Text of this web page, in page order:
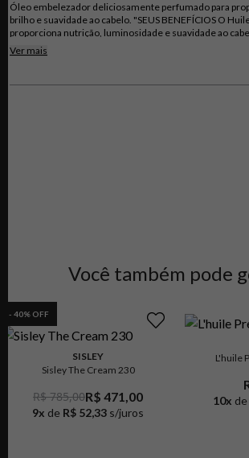
Óleo embelezador deliciosamente perfumado para
brilho e suavidade ao cabelo. "SEUS BENEFÍCIOS O
proporciona nutrição, luminosidade e suavidade ao
associação de óleos de Maracujá, Karité, sementes de
cuidado de beleza deliciosamente perfumado restutura
deixa o cabelo pesado. SEUS RESULTADOS Alisado e
Ver mais
Você também pode
- 40% OFF
SISLEY
Sisley The Cream 230
R$ 785,00R$ 471,00
9x de R$ 52,33 s/juros
L'huile
10x de